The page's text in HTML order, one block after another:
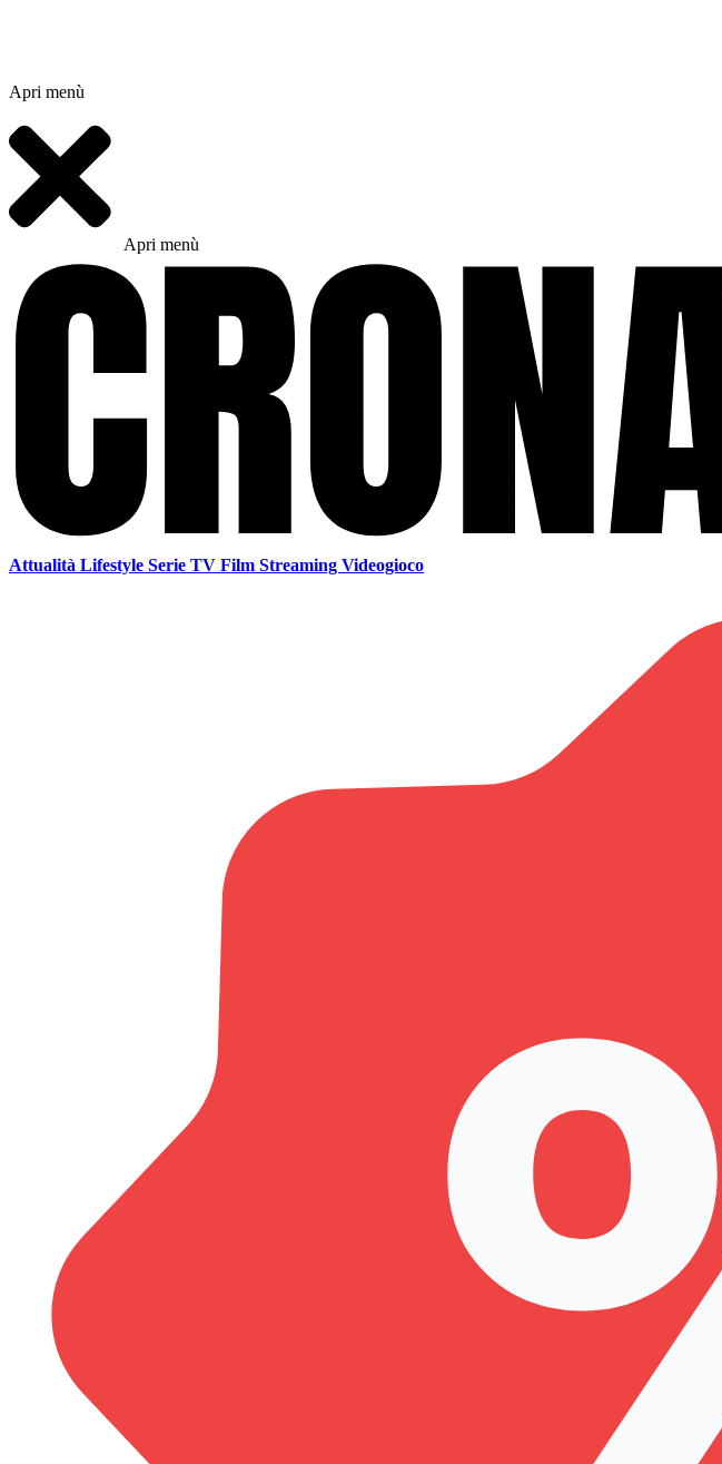
Apri menù
Apri menù
Attualità Lifestyle Serie TV Film Streaming Videogioco